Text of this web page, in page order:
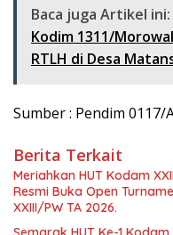
Baca juga Artikel ini:
Kodim 1311/
RTLH di Desa
Sumber : Pendim 0117/
Berita Terkait
Meriahkan HUT Kodam
Resmi Buka Open
XXIII/PW TA 2026.